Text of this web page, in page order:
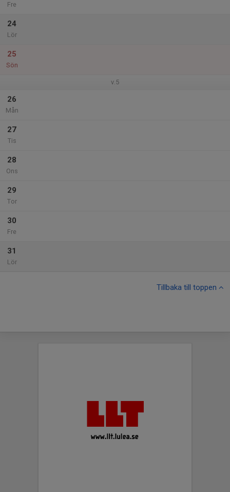
Fre
24
Lör
25
Sön
v.5
26
Mån
27
Tis
28
Ons
29
Tor
30
Fre
31
Lör
Tillbaka till toppen